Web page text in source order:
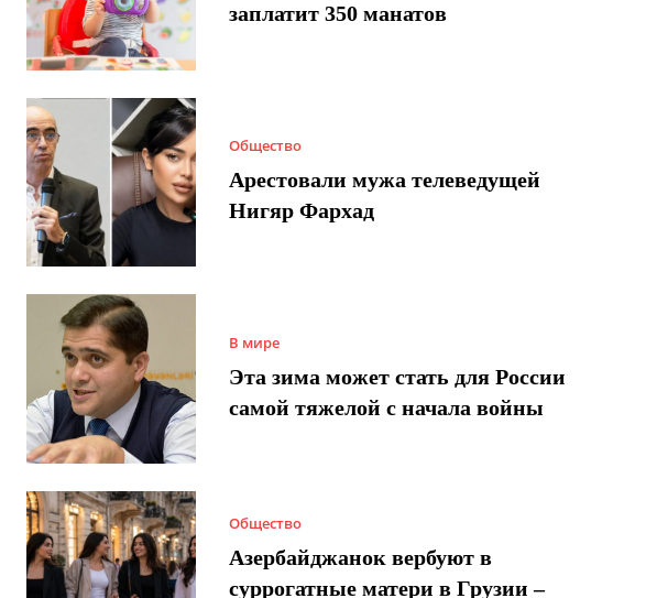
заплатит 350 манатов
Общество
Арестовали мужа телеведущей
Нигяр Фархад
В мире
Эта зима может стать для России
самой тяжелой с начала войны
Общество
Азербайджанок вербуют в
суррогатные матери в Грузии –